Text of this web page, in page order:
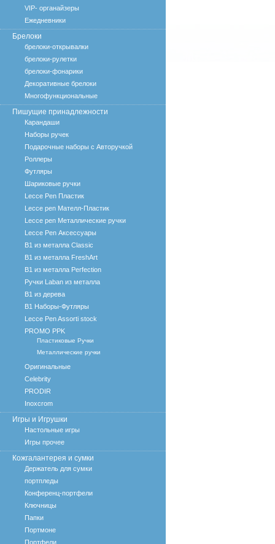
VIP- органайзеры
Ежедневники
Брелоки
брелоки-открывалки
брелоки-рулетки
брелоки-фонарики
Декоративные брелоки
Многофункциональные
Пишущие принадлежности
Карандаши
Наборы ручек
Подарочные наборы с Авторучкой
Роллеры
Футляры
Шариковые ручки
Lecce Pen Пластик
Lecce pen Мателл-Пластик
Lecce pen Металлические ручки
Lecce Pen Аксессуары
B1 из металла Classic
B1 из металла FreshArt
B1 из металла Perfection
Ручки Laban из металла
B1 из дерева
B1 Наборы-Футляры
Lecce Pen Assorti stock
PROMO PPK
Пластиковые Ручки
Металлические ручки
Оригинальные
Celebrity
PRODIR
Inoxcrom
Игры и Игрушки
Настольные игры
Игры прочее
Кожгалантерея и сумки
Держатель для сумки
портпледы
Конференц-портфели
Ключницы
Папки
Портмоне
Портфели